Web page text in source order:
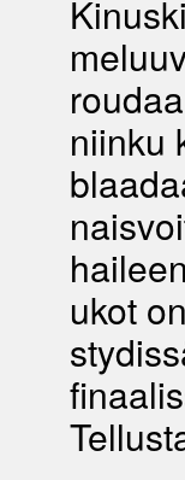
niinku
ukot